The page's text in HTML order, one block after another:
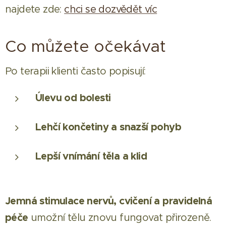
najdete zde: chci se dozvědět víc
Co můžete očekávat
Po terapii klienti často popisují:
Úlevu od bolesti
Lehčí končetiny a snazší pohyb
Lepší vnímání těla a klid
Jemná stimulace nervů, cvičení a pravidelná
péče umožní tělu znovu fungovat přirozeně.